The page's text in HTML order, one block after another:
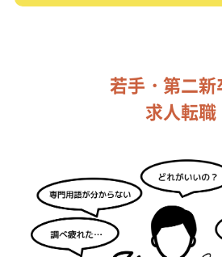
接客・販売 製
若手・第二新
求人転職